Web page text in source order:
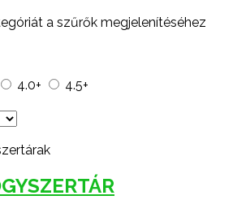
a szűrők megjelenítéséhez
4.0+
4.5+